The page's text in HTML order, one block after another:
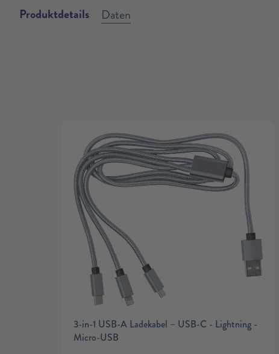
Produktdetails Daten
3-in-1 USB-A Ladekabel – USB-C - Lightning -
Micro-USB